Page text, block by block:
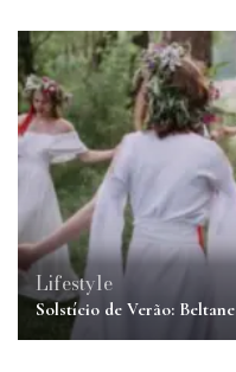
Lifestyle
Solstício de Verão: Beltane